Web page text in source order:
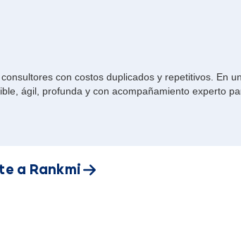
con costos duplicados y repetitivos. En
ágil, profunda y con acompañamiento experto
a Rankmi